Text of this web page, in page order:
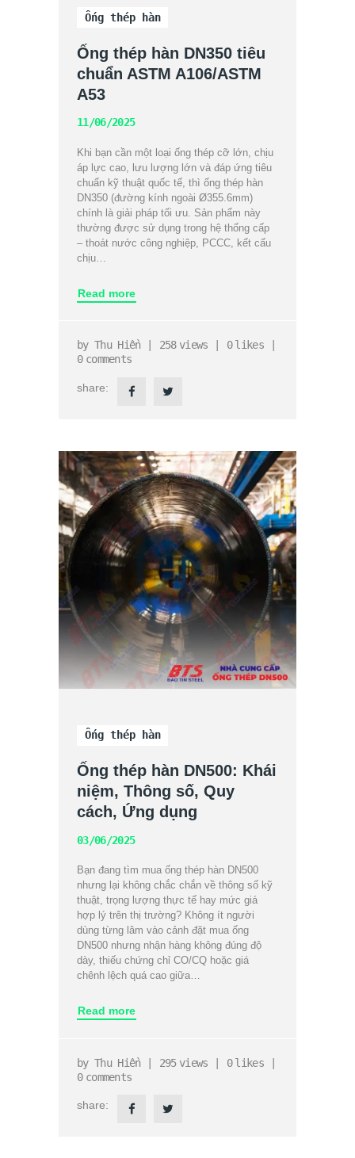
Ống thép hàn
Ống thép hàn DN350 tiêu
chuẩn ASTM A106/ASTM
A53
11/06/2025
Khi bạn cần một loại ống thép cỡ lớn, chịu
áp lực cao, lưu lượng lớn và đáp ứng tiêu
chuẩn kỹ thuật quốc tế, thì ống thép hàn
DN350 (đường kính ngoài Ø355.6mm)
chính là giải pháp tối ưu. Sản phẩm này
thường được sử dụng trong hệ thống cấp
– thoát nước công nghiệp, PCCC, kết cấu
chịu…
Read more
byThu Hiền 258 views 0 likes
0 comments
share:
Ống thép hàn
Ống thép hàn DN500: Khái
niệm, Thông số, Quy
cách, Ứng dụng
03/06/2025
Bạn đang tìm mua ống thép hàn DN500
nhưng lại không chắc chắn về thông số kỹ
thuật, trọng lượng thực tế hay mức giá
hợp lý trên thị trường? Không ít người
dùng từng lâm vào cảnh đặt mua ống
DN500 nhưng nhận hàng không đúng độ
dày, thiếu chứng chỉ CO/CQ hoặc giá
chênh lệch quá cao giữa…
Read more
byThu Hiền 295 views 0 likes
0 comments
share: